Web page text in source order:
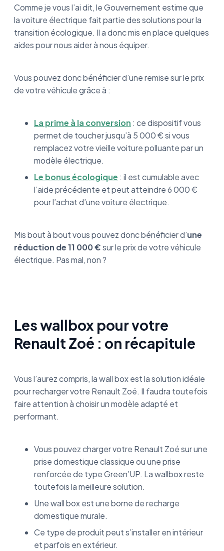
Comme je vous l’ai dit, le Gouvernement estime que
la voiture électrique fait partie des solutions pour la
transition écologique. Il a donc mis en place quelques
aides pour nous aider à nous équiper.
Vous pouvez donc bénéficier d’une remise sur le prix
de votre véhicule grâce à :
La prime à la conversion : ce dispositif vous
permet de toucher jusqu’à 5 000 € si vous
remplacez votre vieille voiture polluante par un
modèle électrique.
Le bonus écologique : il est cumulable avec
l’aide précédente et peut atteindre 6 000 €
pour l’achat d’une voiture électrique.
Mis bout à bout vous pouvez donc bénéficier d’une
réduction de 11 000 €sur le prix de votre véhicule
électrique. Pas mal, non ?
Les wallbox pour votre
Renault Zoé : on récapitule
Vous l’aurez compris, la wall box est la solution idéale
pour recharger votre Renault Zoé. Il faudra toutefois
faire attention à choisir un modèle adapté et
performant.
Vous pouvez charger votre Renault Zoé sur une
prise domestique classique ou une prise
renforcée de type Green’UP. La wallbox reste
toutefois la meilleure solution.
Une wall box est une borne de recharge
domestique murale.
Ce type de produit peut s’installer en intérieur
et parfois en extérieur.